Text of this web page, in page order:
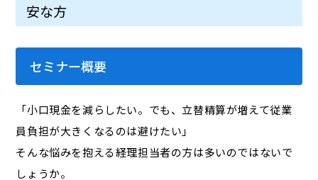
安な方
セミナー概要
「小口現金を減らしたい。でも、立替精算が増えて従業
員負担が大きくなるのは避けたい」
そんな悩みを抱える経理担当者の方は多いのではないで
しょうか。